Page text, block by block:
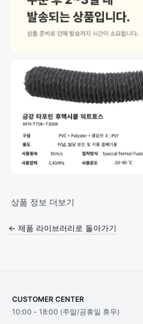
상품 정보 더보기
← 제품 라이브러리로 돌아가기
CUSTOMER CENTER
10:00 - 18:00 (주말/공휴일 휴무)